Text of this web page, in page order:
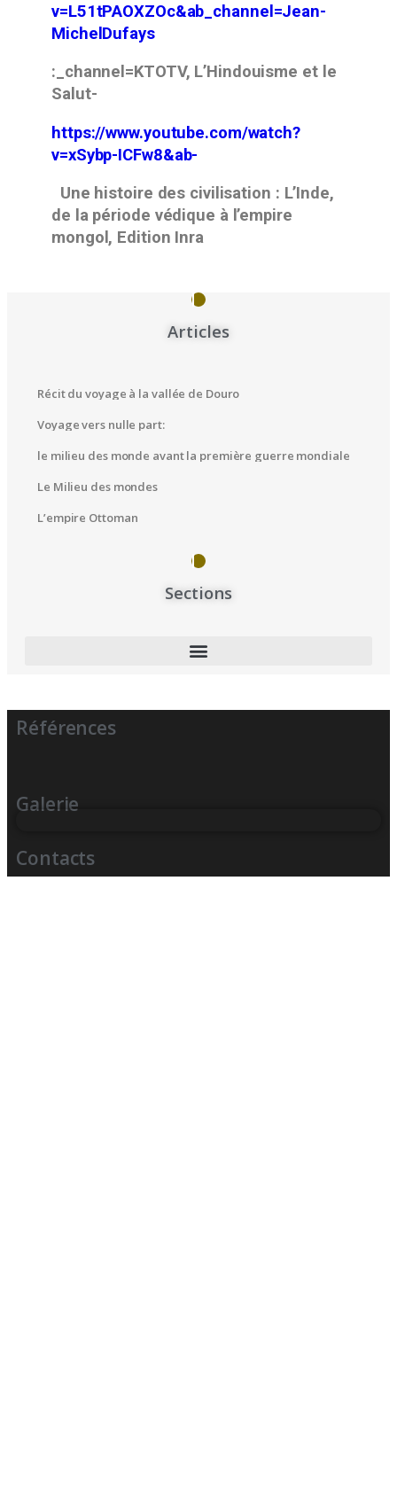
v=L51tPAOXZOc&ab_channel=Jean-
MichelDufays
:_channel=KTOTV, L’Hindouisme et le
Salut-
https://www.youtube.com/watch?
v=xSybp-ICFw8&ab-
Une histoire des civilisation : L’Inde,
de la période védique à l’empire
mongol, Edition Inra
Articles
Récit du voyage à la vallée de Douro
Voyage vers nulle part:
le milieu des monde avant la première guerre mondiale
Le Milieu des mondes
L’empire Ottoman
Sections
Références
Galerie
Contacts